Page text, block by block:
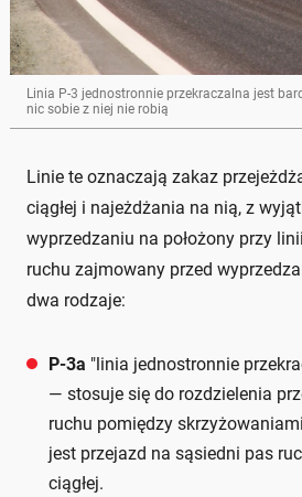
Linia P-3 jednostronnie przekraczalna jest
nic sobie z niej nie robią
Linie te oznaczają zakaz
ciągłej i najeżdżania na nią, z
wyprzedzaniu na położony przy
ruchu zajmowany przed
dwa rodzaje:
P-3a "linia jednostronnie
— stosuje się do rozdzielenia
ruchu pomiędzy
jest przejazd na sąsiedni pas
ciągłej.